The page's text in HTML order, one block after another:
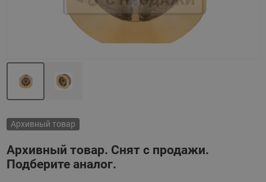
Архивный товар
Архивный товар. Снят с продажи.
Подберите аналог.